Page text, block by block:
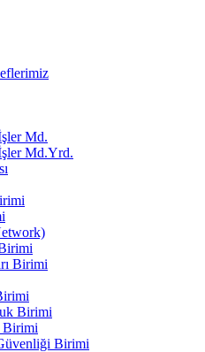
Md.
Md.Yrd.
Birimi
Birimi
Birimi
Birimi